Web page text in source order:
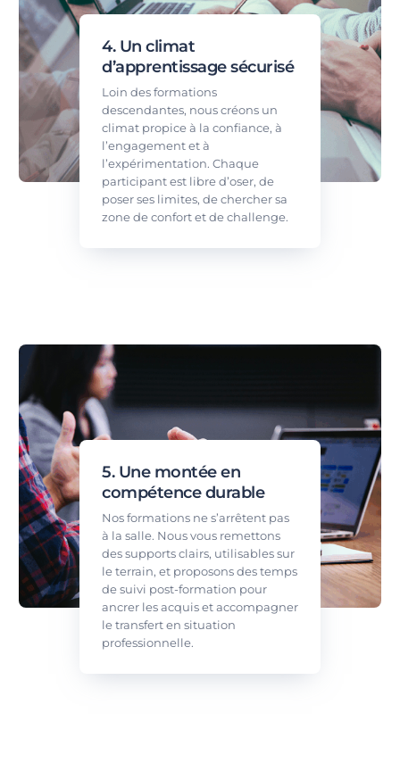
4. Un climat
d’apprentissage sécurisé
Loin des formations
descendantes, nous créons un
climat propice à la confiance, à
l’engagement et à
l’expérimentation. Chaque
participant est libre d’oser, de
poser ses limites, de chercher sa
zone de confort et de challenge.
5. Une montée en
compétence durable
Nos formations ne s’arrêtent pas
à la salle. Nous vous remettons
des supports clairs, utilisables sur
le terrain, et proposons des temps
de suivi post-formation pour
ancrer les acquis et accompagner
le transfert en situation
professionnelle.